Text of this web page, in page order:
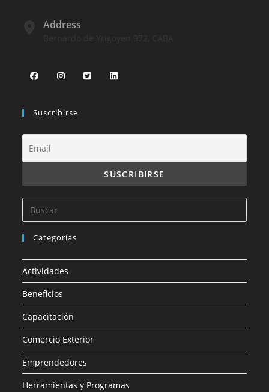
Address
Suscribirse
Categorías
Actividades
Beneficios
Capacitación
Comercio Exterior
Emprendedores
Herramientas y Programas